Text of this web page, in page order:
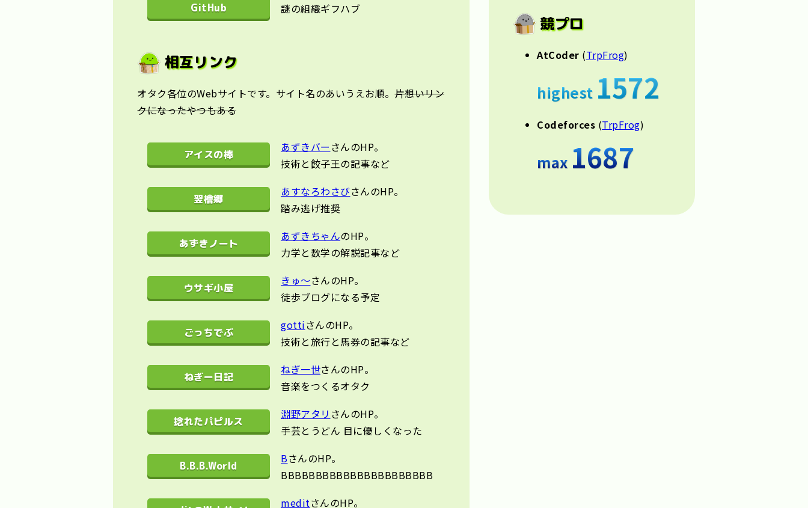
競プロ
AtCoder (TrpFrog)
highest 1572
Codeforces (TrpFrog)
max 1687
GitHub 謎の組織ギフハブ
相互リンク
オタク各位のWebサイトです。サイト名のあいうえお順。片想いリン
クになったやつもある
アイスの棒
あずきバー さんのHP。
技術と餃子王の記事など
翌檜郷
あすなろわさびさんのHP。
踏み逃げ推奨
あずきノート
あずきちゃんのHP。
力学と数学の解説記事など
ウサギ小屋
きゅ〜さんのHP。
徒歩ブログになる予定
ごっちでぶ
gottiさんのHP。
技術と旅行と馬券の記事など
ねぎー日記
ねぎ一世さんのHP。
音楽をつくるオタク
捻れたパピルス
淵野アタリ さんのHP。
手芸とうどん 目に優しくなった
B.B.B.World
BさんのHP。
BBBBBBBBBBBBBBBBBBBBBB
meditさんのHP。